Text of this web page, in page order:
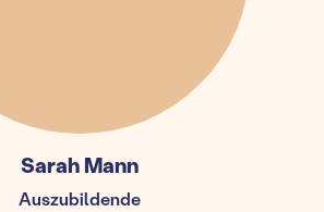
Sarah Mann
Auszubildende